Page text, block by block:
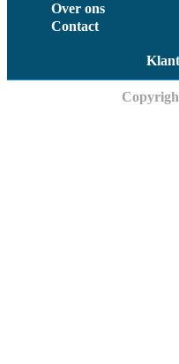
Over ons
Contact